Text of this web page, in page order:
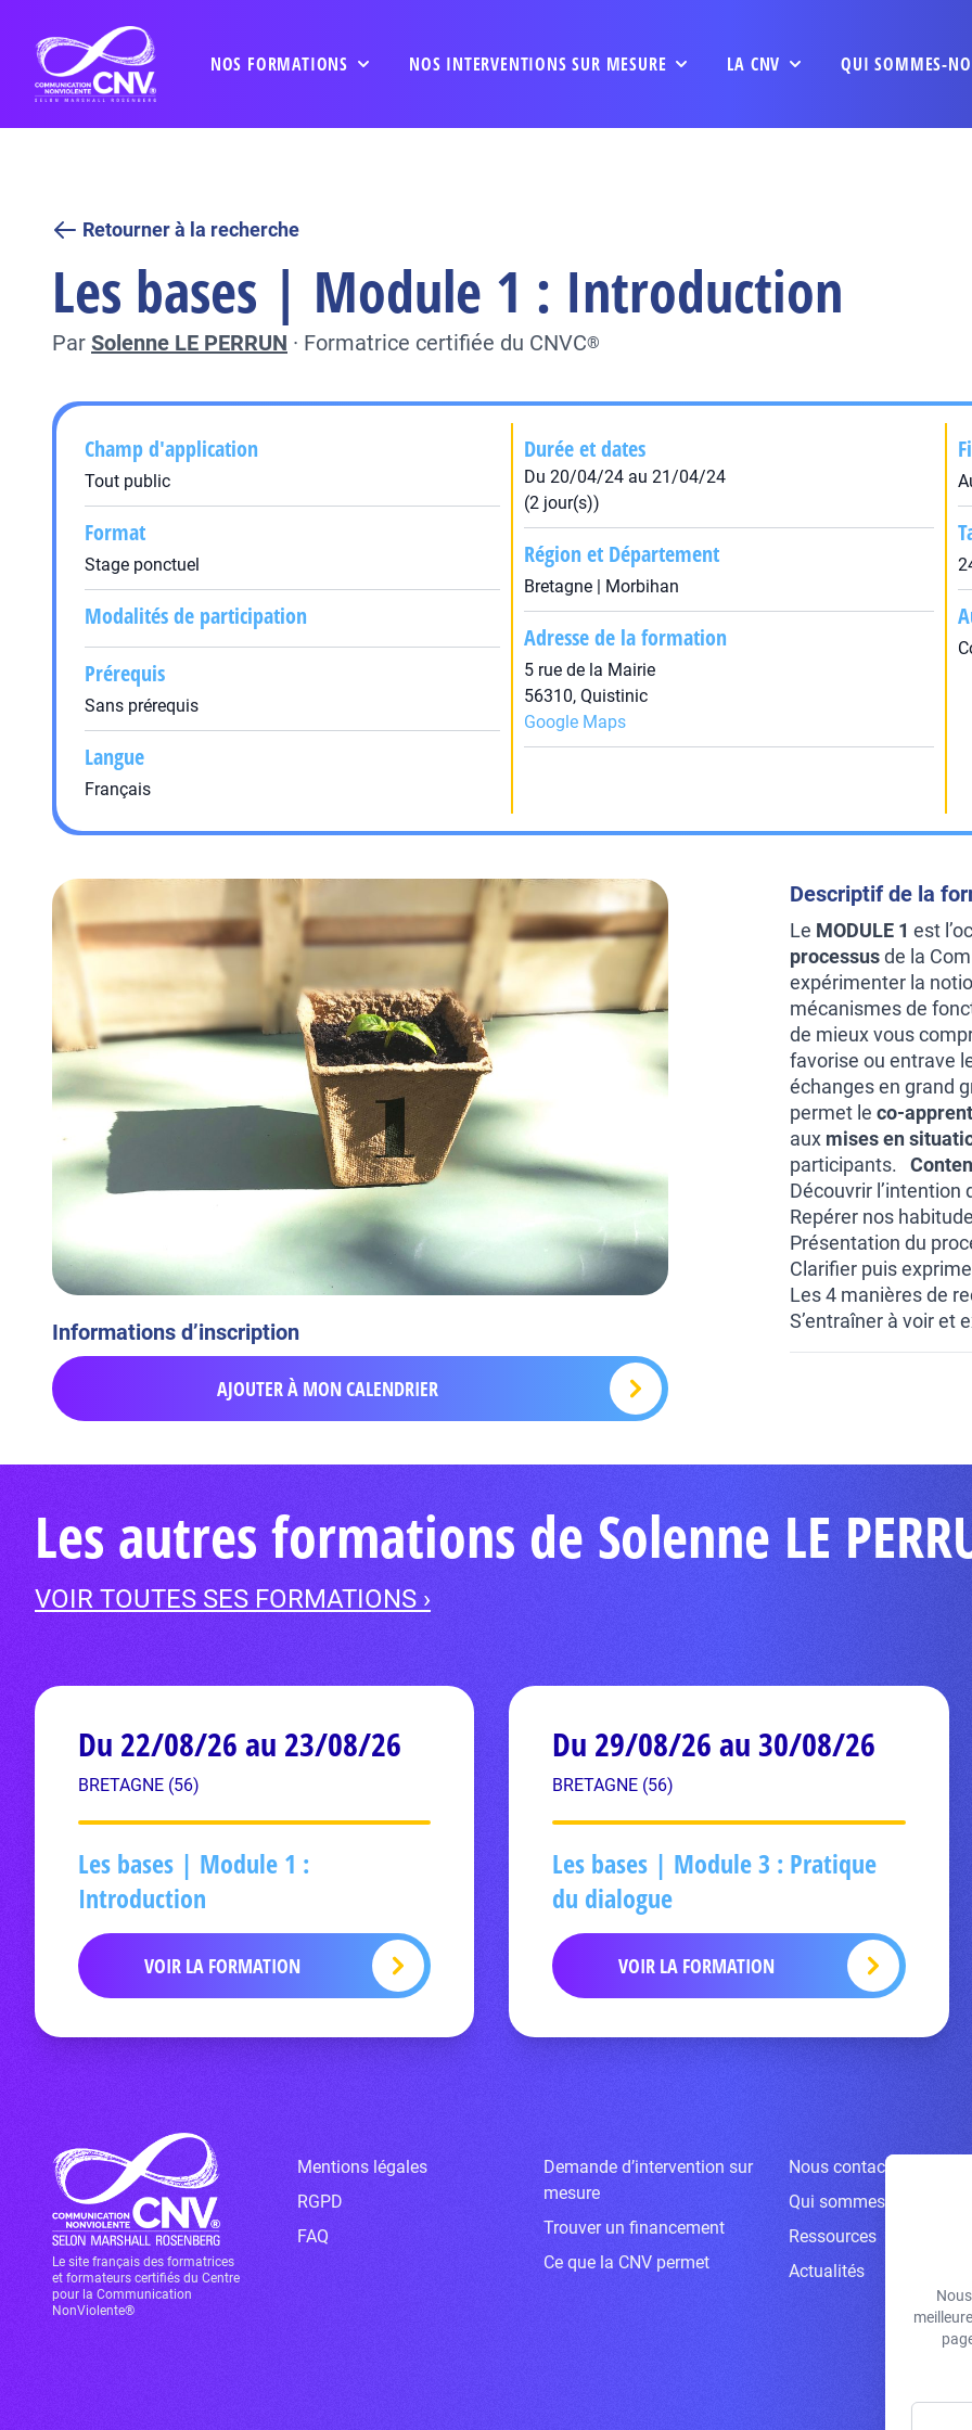
NOS FORMATIONS NOS INTERVENTIONS SUR MESURE LA CNV QUI SOMMES-
Retourner à la recherche
Les bases | Module 1 : Introduction
Par Solenne LE PERRUN · Formatrice certifiée du CNVC®
Champ d'application
Tout public
Format
Stage ponctuel
Modalités de participation
Prérequis
Sans prérequis
Langue
Français
Durée et dates
Du 20/04/24 au 21/04/24
(2 jour(s))
Région et Département
Bretagne | Morbihan
Adresse de la formation
5 rue de la Mairie
56310, Quistinic
Google Maps
Informations d’inscription
AJOUTER À MON CALENDRIER
Descriptif de la
Le MODULE 1 est
processusde la
expérimenter la
mécanismes de
de mieux vous
favorise ou entrave
échanges en grand
permet le co-
aux mises en
participants.
Découvrir l’intention
Repérer nos
Présentation du
Clarifier puis
Les 4 manières de
S’entraîner à voir et
Les autres formations de Solenne LE
VOIR TOUTES SES FORMATIONS ›
Du 22/08/26 au 23/08/26
BRETAGNE (56)
Les bases | Module 1 :
Introduction
VOIR LA FORMATION
Du 29/08/26 au 30/08/26
BRETAGNE (56)
Les bases | Module 3 : Pratique
du dialogue
VOIR LA FORMATION
Le site français des formatrices
et formateurs certifiés du Centre
pour la Communication
NonViolente®
Mentions légales
RGPD
FAQ
Demande d’intervention sur
mesure
Trouver un financement
Ce que la CNV permet
Nous contacter
Qui sommes-nous ?
Ressources
Actualités